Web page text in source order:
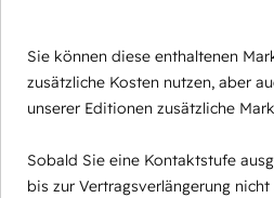
Sie können diese enthaltenen
zusätzliche Kosten nutzen, aber
unserer Editionen zusätzliche
Sobald Sie eine Kontaktstufe
bis zur Vertragsverlängerung